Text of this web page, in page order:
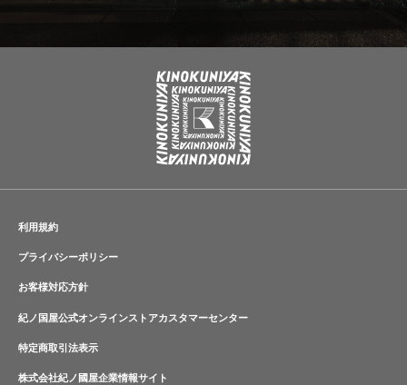
利用規約
プライバシーポリシー
お客様対応方針
紀ノ国屋公式オンラインストアカスタマーセンター
特定商取引法表示
株式会社紀ノ國屋企業情報サイト